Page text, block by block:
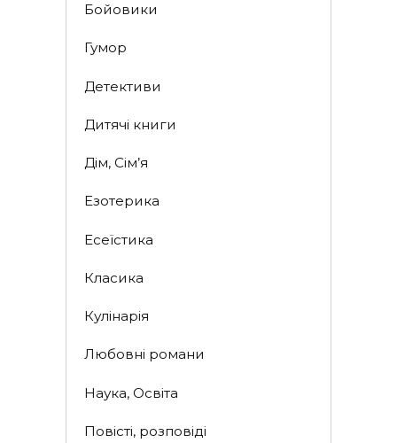
Бойовики
Гумор
Детективи
Дитячі книги
Дім, Сім’я
Езотерика
Есеїстика
Класика
Кулінарія
Любовні романи
Наука, Освіта
Повісті, розповіді